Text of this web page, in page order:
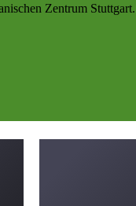
Zentrum Stuttgart.